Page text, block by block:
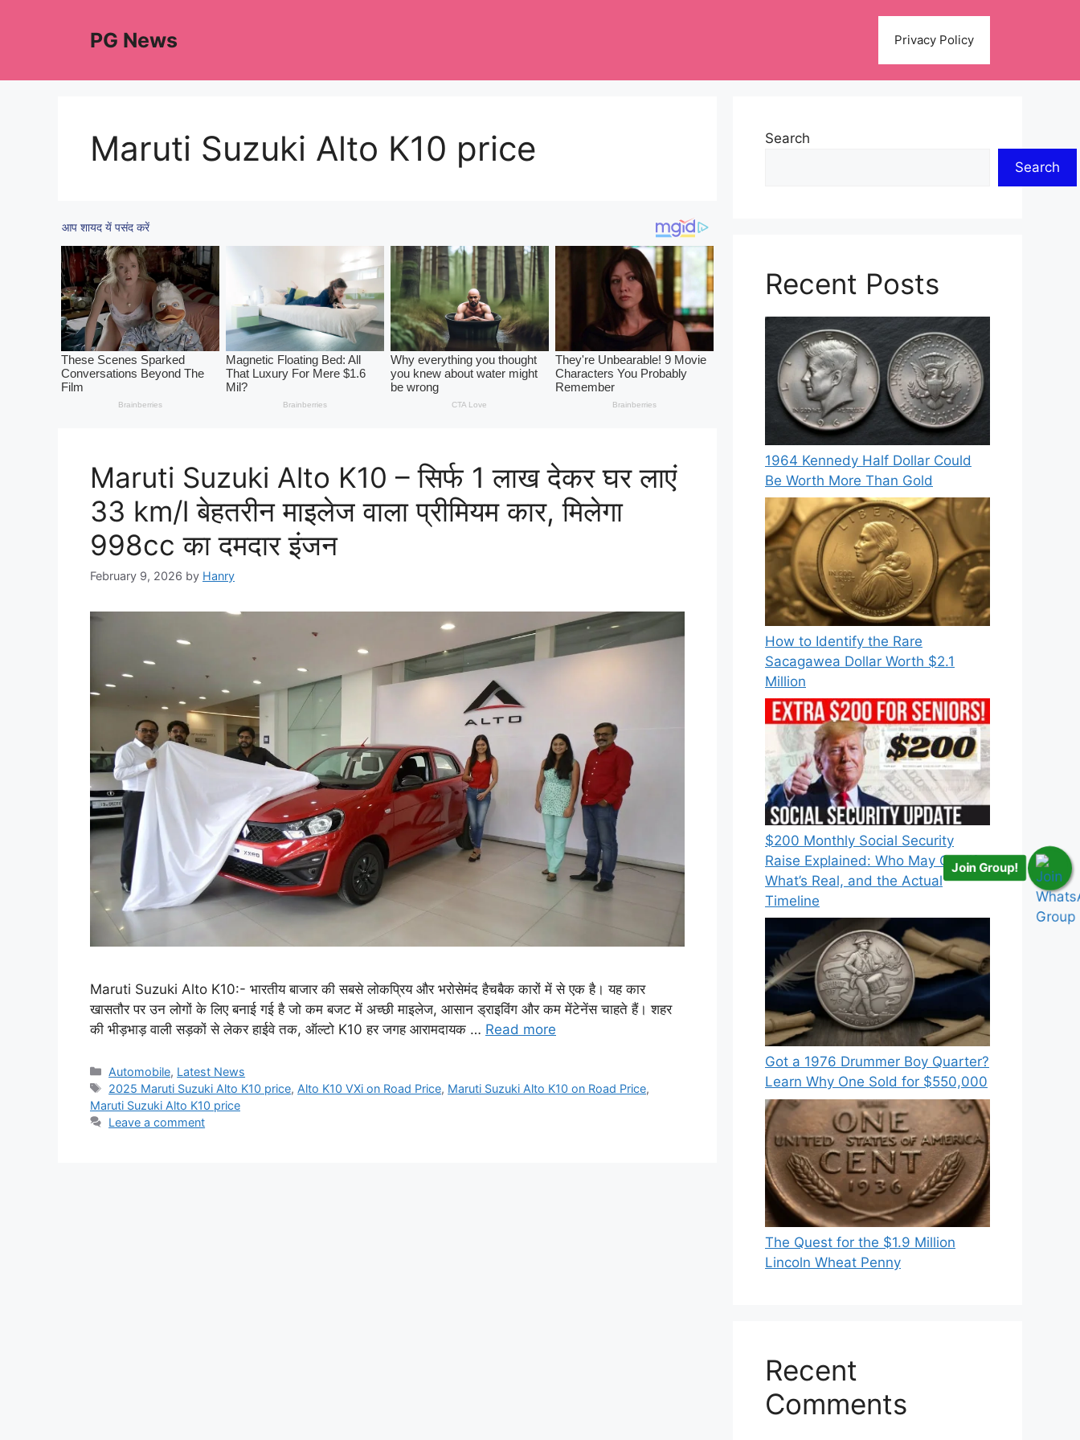
PG News Privacy Policy
Maruti Suzuki Alto K10 price
Maruti Suzuki Alto K10 – सिर्फ 1 लाख देकर घर लाएं
33 km/l बेहतरीन माइलेज वाला प्रीमियम कार, मिलेगा
998cc का दमदार इंजन
February 9, 2026 by Hanry
Maruti Suzuki Alto K10:- भारतीय बाजार की सबसे लोकप्रिय और भरोसेमंद हैचबैक कारों में से एक है। यह कार
खासतौर पर उन लोगों के लिए बनाई गई है जो कम बजट में अच्छी माइलेज, आसान ड्राइविंग और कम मेंटेनेंस चाहते हैं। शहर
की भीड़भाड़ वाली सड़कों से लेकर हाईवे तक, ऑल्टो K10 हर जगह आरामदायक … Read more
Categories
Automobile, Latest News
Tags
2025 Maruti Suzuki Alto K10 price, Alto K10 VXi on Road Price, Maruti Suzuki Alto K10 on Road Price,
Maruti Suzuki Alto K10 price
Leave a comment
Search
Search
Recent Posts
1964 Kennedy Half Dollar Could
Be Worth More Than Gold
How to Identify the Rare
Sacagawea Dollar Worth $2.1
Million
$200 Monthly Social Security
Raise Explained: Who May Qualify,
What’s Real, and the Actual
Timeline
Got a 1976 Drummer Boy Quarter?
Learn Why One Sold for $550,000
The Quest for the $1.9 Million
Lincoln Wheat Penny
Recent
Comments
Join Group!